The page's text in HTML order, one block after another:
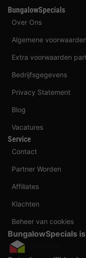
BungalowSpecials
Over Ons
Algemene voorwaarden
Extra voorwaarden
Bedrijfsgegevens
Privacy Statement
Blog
Vacatures
Service
Contact
Partner Worden
Affiliates
Klachten
Beheer van cookies
BungalowSpecials